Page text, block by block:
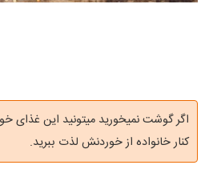
اگر گوشت نمیخورید میتونید این غذای
کنار خانواده از خوردنش لذت ببرید.